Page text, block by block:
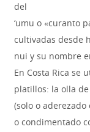
del
‘umu o «curanto
cultivadas desde
nui y su nombre
En Costa Rica se
platillos: la olla
(solo o aderezado
o condimentado